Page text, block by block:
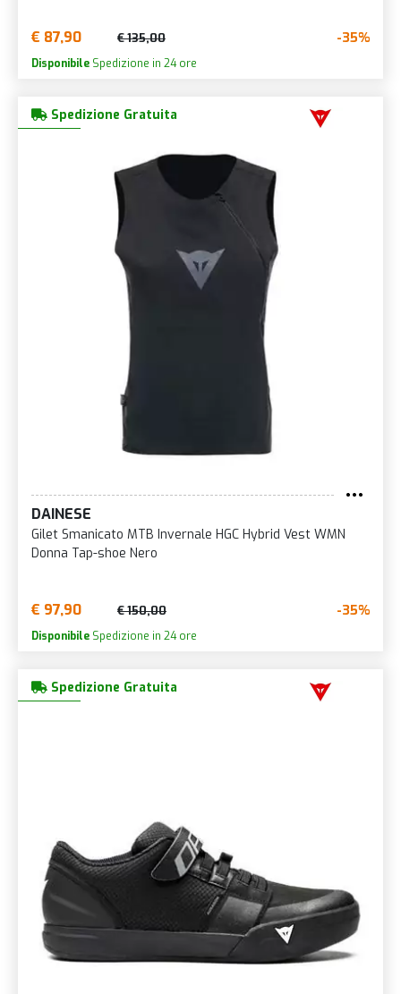
€ 87,90 € 135,00 -35%
Disponibile Spedizione in 24 ore
Spedizione Gratuita
DAINESE
Gilet Smanicato MTB Invernale HGC Hybrid Vest WMN
Donna Tap-shoe Nero
€ 97,90 € 150,00 -35%
Disponibile Spedizione in 24 ore
Spedizione Gratuita